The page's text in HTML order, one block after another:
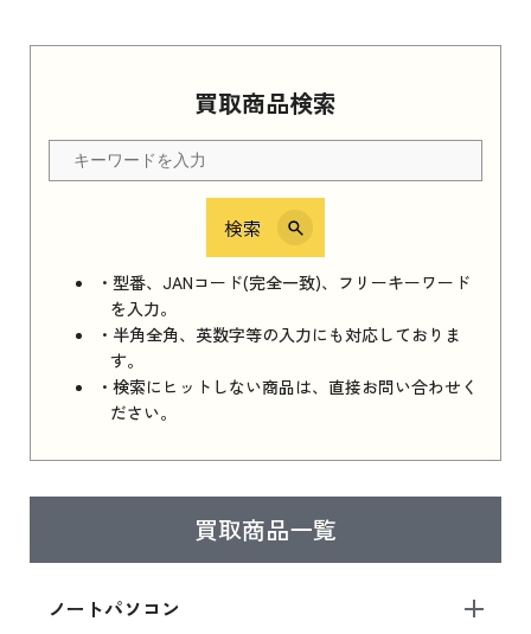
買取商品検索
検索
・型番、JANコード(完全一致)、フリーキーワード
を入力。
・半角全角、英数字等の入力にも対応しておりま
す。
・検索にヒットしない商品は、直接お問い合わせく
ださい。
買取商品一覧
ノートパソコン
Apple Watch Series 11 2025 新品買取価格はこ
ちら
iPhone 16e シリーズ 2025
iPhone 16e シリーズ 2025 新品買取価格はこち
ら
iPad 11インチ 2025年春モデル
はこちら
ら